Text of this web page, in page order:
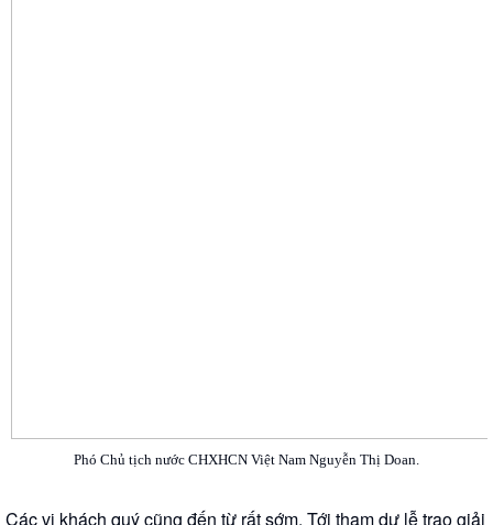
Phó Chủ tịch nước CHXHCN Việt Nam Nguyễn Thị Doan.
Các vị khách quý cũng đến từ rất sớm. Tới tham dự lễ trao giải